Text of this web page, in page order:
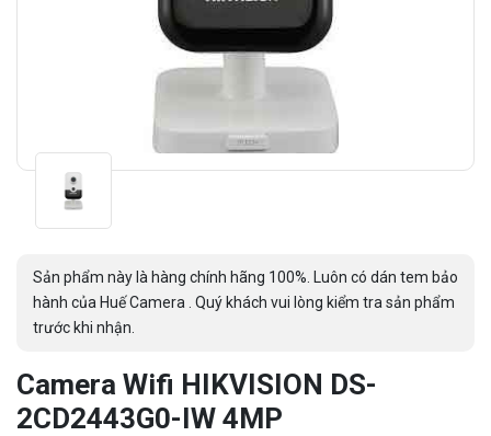
Sản phẩm này là hàng chính hãng 100%. Luôn có dán tem bảo
hành của Huế Camera . Quý khách vui lòng kiểm tra sản phẩm
trước khi nhận.
Camera Wifi HIKVISION DS-
2CD2443G0-IW 4MP